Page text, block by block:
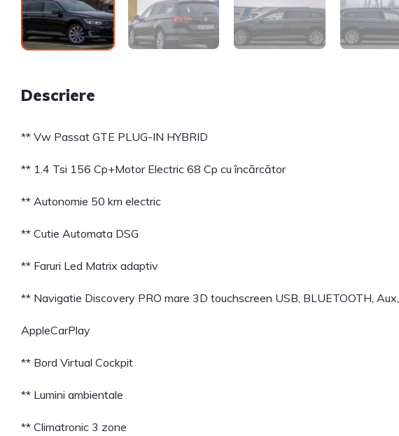
Descriere
** Vw Passat GTE PLUG-IN HYBRID
** 1.4 Tsi 156 Cp+Motor Electric 68 Cp cu încărcător
** Autonomie 50 km electric
** Cutie Automata DSG
** Faruri Led Matrix adaptiv
** Navigatie Discovery PRO mare 3D touchscreen USB, BLUETOOTH, Aux,
AppleCarPlay
** Bord Virtual Cockpit
** Lumini ambientale
** Climatronic 3 zone